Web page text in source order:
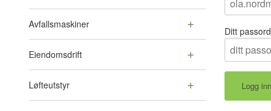
Avfallsmaskiner
Eiendomsdrift
Løfteutstyr
Ditt passord